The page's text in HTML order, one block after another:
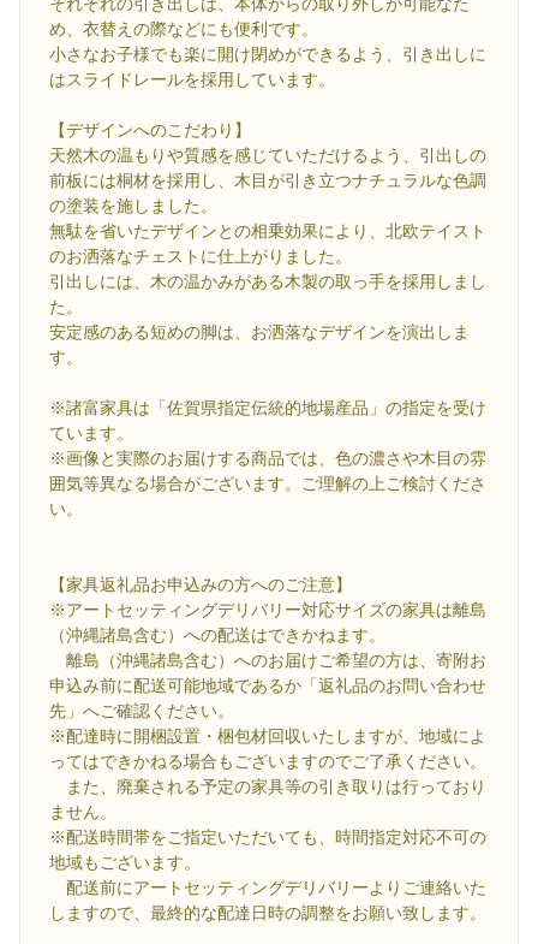
それぞれの引き出しは、本体からの取り外しが可能なた
め、衣替えの際などにも便利です。
小さなお子様でも楽に開け閉めができるよう、引き出しに
はスライドレールを採用しています。
【デザインへのこだわり】
天然木の温もりや質感を感じていただけるよう、引出しの
前板には桐材を採用し、木目が引き立つナチュラルな色調
の塗装を施しました。
無駄を省いたデザインとの相乗効果により、北欧テイスト
のお洒落なチェストに仕上がりました。
引出しには、木の温かみがある木製の取っ手を採用しまし
た。
安定感のある短めの脚は、お洒落なデザインを演出しま
す。
※諸富家具は「佐賀県指定伝統的地場産品」の指定を受け
ています。
※画像と実際のお届けする商品では、色の濃さや木目の雰
囲気等異なる場合がございます。ご理解の上ご検討くださ
い。
【家具返礼品お申込みの方へのご注意】
※アートセッティングデリバリー対応サイズの家具は離島
（沖縄諸島含む）への配送はできかねます。
離島（沖縄諸島含む）へのお届けご希望の方は、寄附お
申込み前に配送可能地域であるか「返礼品のお問い合わせ
先」へご確認ください。
※配達時に開梱設置・梱包材回収いたしますが、地域によ
ってはできかねる場合もございますのでご了承ください。
また、廃棄される予定の家具等の引き取りは行っており
ません。
※配送時間帯をご指定いただいても、時間指定対応不可の
地域もございます。
配送前にアートセッティングデリバリーよりご連絡いた
しますので、最終的な配達日時の調整をお願い致します。